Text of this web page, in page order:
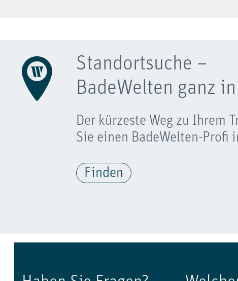
Standortsuche –
BadeWelten ganz
Der kürzeste Weg zu Ihrem
Sie einen BadeWelten-Profi
Finden